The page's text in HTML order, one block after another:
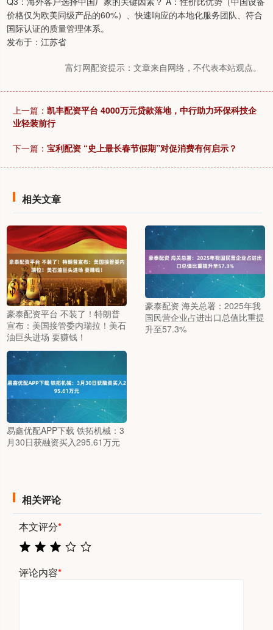
价格仅为欧美同级产品的60%）、快速响应的本地化服务团队、符合
国际认证的质量管理体系。
发布于：江苏省
富灯网配资提示：文章来自网络，不代表本站观点。
上一篇： 凯丰配资平台 4000万元贷款落地，中行助力环保科技企
业轻装前行
下一篇： 宝利配资 “史上最长春节假期”对促消费有何启示？
相关文章
豪泰配资平台 不装了！特朗普
宣布：美国接管委内瑞拉！美石
油巨头进场 要赚钱！
豪泰配资 海关总署：2025年我
国民营企业占进出口总值比重提
升至57.3%
易鑫优配APP下载 铁拓机械：3
月30日获融资买入295.61万元
相关评论
本文评分*
评论内容*